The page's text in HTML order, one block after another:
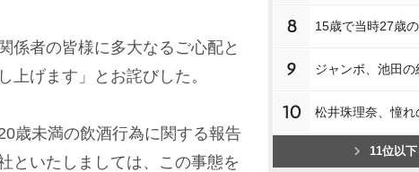
係者の皆様に多大なるご心配と
上げます」とお詫びした。
歳未満の飲酒行為に関する報告
といたしましては、この事態を
8 15歳で当時27歳
9 ジャンボ、池田
10 松井珠理奈、憧
11位以